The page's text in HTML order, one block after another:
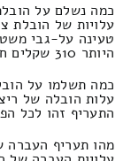
כמה נשלם על
עלויות של הובלת
טעינה על-גבי
היותר 310 שקלים חדשים. תלוי בכמה וכמה.
כמה תשלמו על
עלות הובלה של
התעריף זהו לכל הפחות
מהו תעריף